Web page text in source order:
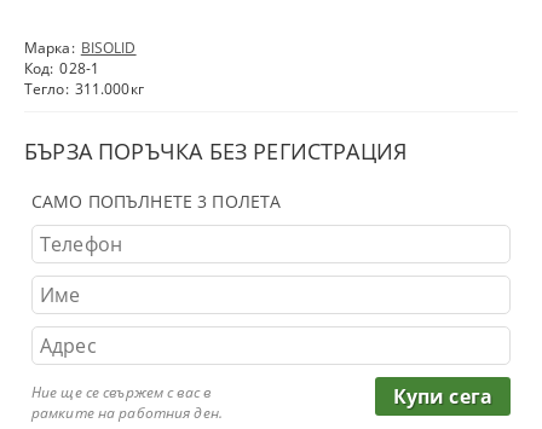
Марка: BISOLID
Код: 028-1
Тегло: 311.000кг
БЪРЗА ПОРЪЧКА БЕЗ РЕГИСТРАЦИЯ
САМО ПОПЪЛНЕТЕ 3 ПОЛЕТА
Ние ще се свържем с вас в
рамките на работния ден.